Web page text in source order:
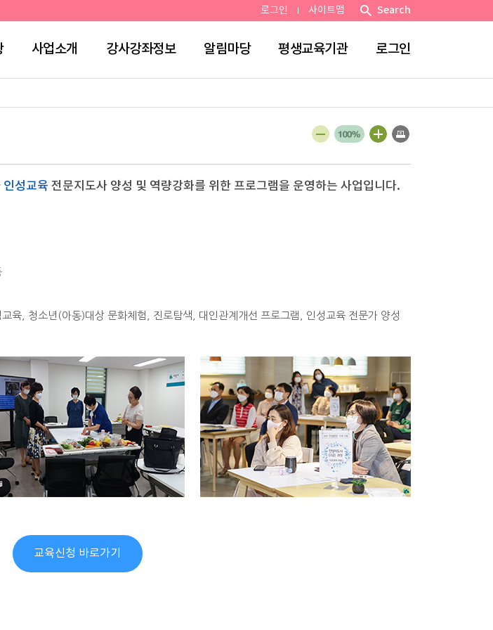
로그인 사이트맵 Search
사업소개 강사강좌정보 알림마당 평생교육기관 로그인
인성교육 전문지도사 양성 및 역량강화를 위한 프로그램을 운영하는 사업입니다.
육, 청소년(아동)대상 문화체험, 진로탐색, 대인관계개선 프로그램, 인성교육 전문가 양성
교육신청 바로가기